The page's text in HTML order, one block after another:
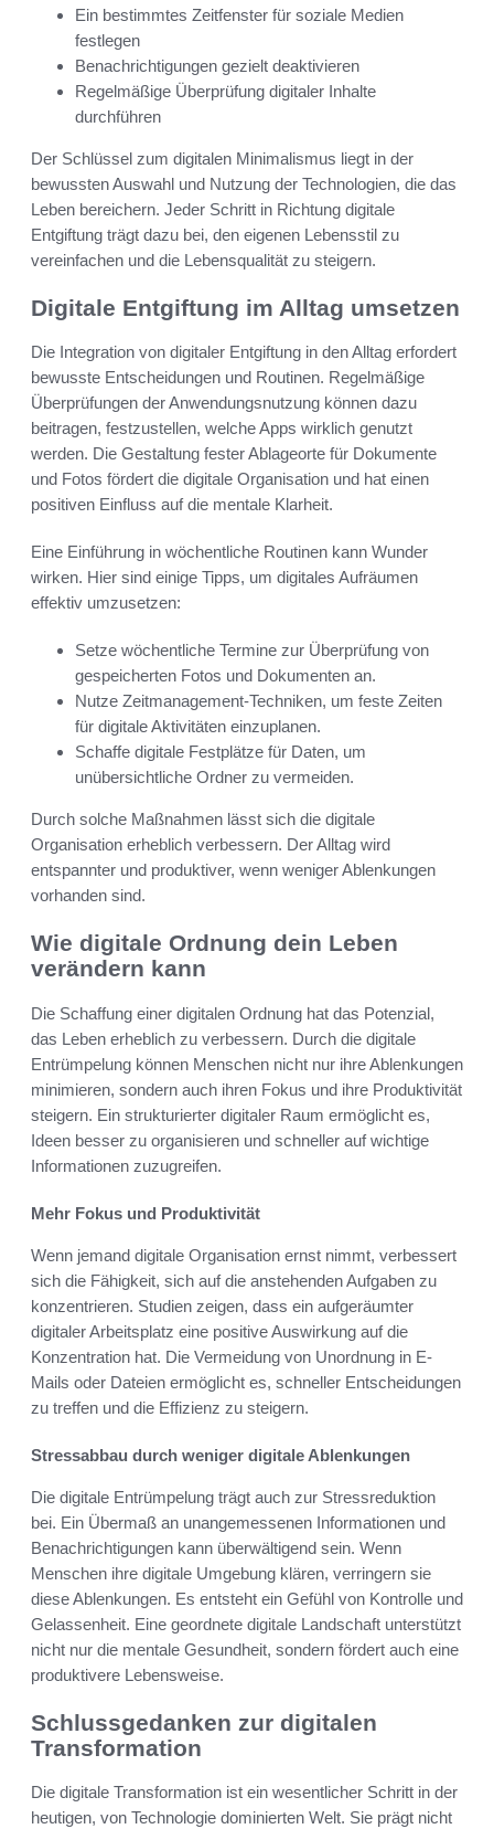
Ein bestimmtes Zeitfenster für soziale Medien
festlegen
Benachrichtigungen gezielt deaktivieren
Regelmäßige Überprüfung digitaler Inhalte
durchführen
Der Schlüssel zum digitalen Minimalismus liegt in der
bewussten Auswahl und Nutzung der Technologien, die das
Leben bereichern. Jeder Schritt in Richtung digitale
Entgiftung trägt dazu bei, den eigenen Lebensstil zu
vereinfachen und die Lebensqualität zu steigern.
Digitale Entgiftung im Alltag umsetzen
Die Integration von digitaler Entgiftung in den Alltag erfordert
bewusste Entscheidungen und Routinen. Regelmäßige
Überprüfungen der Anwendungsnutzung können dazu
beitragen, festzustellen, welche Apps wirklich genutzt
werden. Die Gestaltung fester Ablageorte für Dokumente
und Fotos fördert die digitale Organisation und hat einen
positiven Einfluss auf die mentale Klarheit.
Eine Einführung in wöchentliche Routinen kann Wunder
wirken. Hier sind einige Tipps, um digitales Aufräumen
effektiv umzusetzen:
Setze wöchentliche Termine zur Überprüfung von
gespeicherten Fotos und Dokumenten an.
Nutze Zeitmanagement-Techniken, um feste Zeiten
für digitale Aktivitäten einzuplanen.
Schaffe digitale Festplätze für Daten, um
unübersichtliche Ordner zu vermeiden.
Durch solche Maßnahmen lässt sich die digitale
Organisation erheblich verbessern. Der Alltag wird
entspannter und produktiver, wenn weniger Ablenkungen
vorhanden sind.
Wie digitale Ordnung dein Leben
verändern kann
Die Schaffung einer digitalen Ordnung hat das Potenzial,
das Leben erheblich zu verbessern. Durch die digitale
Entrümpelung können Menschen nicht nur ihre Ablenkungen
minimieren, sondern auch ihren Fokus und ihre Produktivität
steigern. Ein strukturierter digitaler Raum ermöglicht es,
Ideen besser zu organisieren und schneller auf wichtige
Informationen zuzugreifen.
Mehr Fokus und Produktivität
Wenn jemand digitale Organisation ernst nimmt, verbessert
sich die Fähigkeit, sich auf die anstehenden Aufgaben zu
konzentrieren. Studien zeigen, dass ein aufgeräumter
digitaler Arbeitsplatz eine positive Auswirkung auf die
Konzentration hat. Die Vermeidung von Unordnung in E-
Mails oder Dateien ermöglicht es, schneller Entscheidungen
zu treffen und die Effizienz zu steigern.
Stressabbau durch weniger digitale Ablenkungen
Die digitale Entrümpelung trägt auch zur Stressreduktion
bei. Ein Übermaß an unangemessenen Informationen und
Benachrichtigungen kann überwältigend sein. Wenn
Menschen ihre digitale Umgebung klären, verringern sie
diese Ablenkungen. Es entsteht ein Gefühl von Kontrolle und
Gelassenheit. Eine geordnete digitale Landschaft unterstützt
nicht nur die mentale Gesundheit, sondern fördert auch eine
produktivere Lebensweise.
Schlussgedanken zur digitalen
Transformation
Die digitale Transformation ist ein wesentlicher Schritt in der
heutigen, von Technologie dominierten Welt. Sie prägt nicht